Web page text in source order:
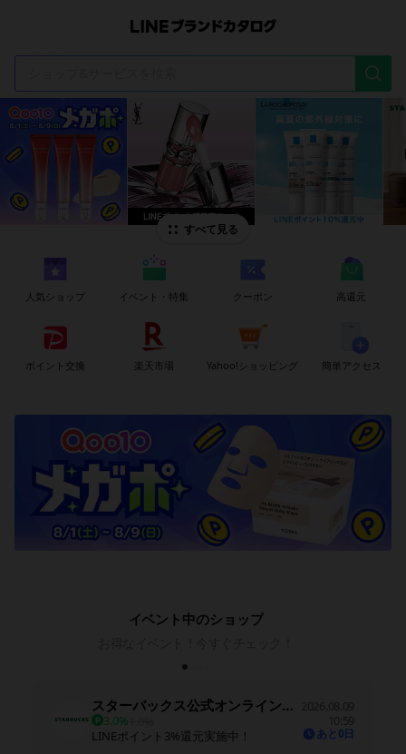
d
すべて見る
人気ショップ イベント・特集 クーポン 高還元
ポイント交換 楽天市場 Yahoo!ショッピング 簡単アクセス
イベント中のショップ
スターバックス公式オンラインストア
3.0%
LINEポイント3%還元実施中！
2026.08.09
あと0日